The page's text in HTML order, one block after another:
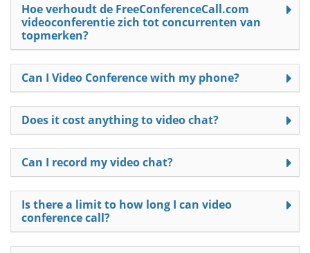
Hoe verhoudt de FreeConferenceCall.com
videoconferentie zich tot concurrenten van
topmerken?
Can I Video Conference with my phone?
Does it cost anything to video chat?
Can I record my video chat?
Is there a limit to how long I can video
conference call?